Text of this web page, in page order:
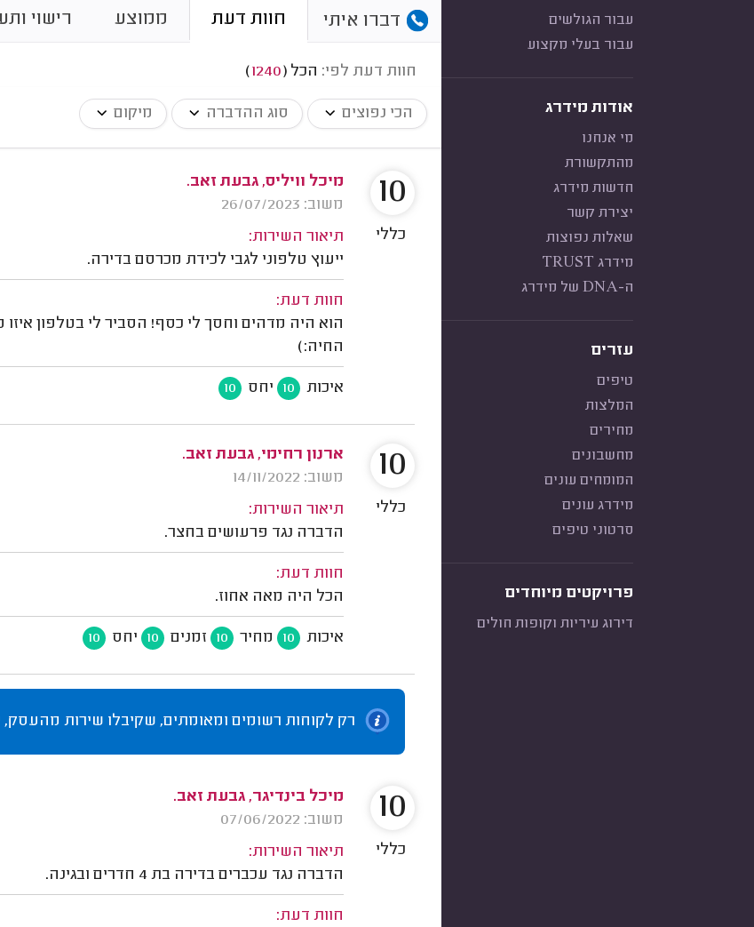
עבור הגולשים
עבור בעלי מקצוע
אודות מידרג
מי אנחנו
מהתקשורת
חדשות מידרג
יצירת קשר
שאלות נפוצות
מידרג TRUST
ה-DNA של מידרג
עזרים
טיפים
המלצות
מחירים
מחשבונים
המומחים עונים
מידרג עונים
סרטוני טיפים
פרויקטים מיוחדים
דירוג עיריות וקופות חולים
דברו איתי חוות דעת ממוצע רישוי
חוות דעת לפי: הכל (
1240
)
הכי נפוצים סוג ההדברה מיקום
מיכל וויליס, גבעת זאב.
משוב: 26/07/2023
תיאור השירות:
ייעוץ טלפוני לגבי לכידת מכרסם בדירה.
חוות דעת:
הוא היה מדהים וחסך לי כסף! הסביר לי בטלפון
החיה:)
איכות 10 יחס 10
10
כללי
ארנון רחימי, גבעת זאב.
משוב: 14/11/2022
תיאור השירות:
הדברה נגד פרעושים בחצר.
חוות דעת:
הכל היה מאה אחוז.
איכות 10 מחיר 10 זמנים 10 יחס 10
10
כללי
רק לקוחות רשומים ומאומתים, שקיבלו שירות מהעסק,
מיכל בינדיגר, גבעת זאב.
משוב: 07/06/2022
תיאור השירות:
הדברה נגד עכברים בדירה בת 4 חדרים ובגינה.
חוות דעת:
10
כללי